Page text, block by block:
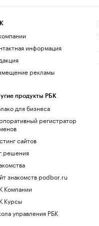
информация
рекламы
продукты РБК
для бизнеса
регистратор
сайтов
знакомств podbor.ru
Компании
Курсы
управления РБК